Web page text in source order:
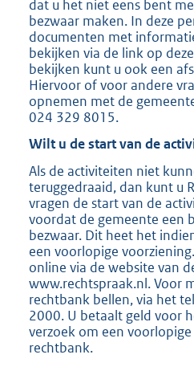
dat u het niet eens bent
bezwaar maken. In deze
documenten met
bekijken via de link op
bekijken kunt u ook een
Hiervoor of voor andere
opnemen met de
024 329 8015.
Wilt u de start van de
Als de activiteiten niet
teruggedraaid, dan kunt u
vragen de start van de
voordat de gemeente een
bezwaar. Dit heet het
een voorlopige
online via de website van
www.rechtspraak.nl. Voor
rechtbank bellen, via het
2000. U betaalt geld voor
verzoek om een
rechtbank.